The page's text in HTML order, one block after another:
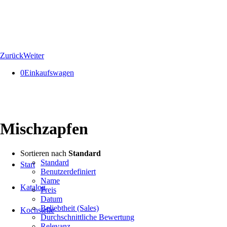
ZurückWeiter
0Einkaufswagen
Start
Katalog
Kochstelle
Mischzapfen
Sortieren nach Standard
Standard
Benutzerdefiniert
Name
Preis
Datum
Beliebtheit (Sales)
Durchschnittliche Bewertung